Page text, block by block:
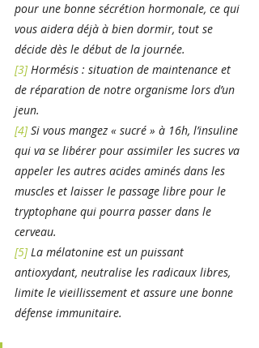
pour une bonne sécrétion hormonale, ce qui
vous aidera déjà à bien dormir, tout se
décide dès le début de la journée.
[3] Hormésis : situation de maintenance et
de réparation de notre organisme lors d’un
jeun.
[4] Si vous mangez « sucré » à 16h, l’insuline
qui va se libérer pour assimiler les sucres va
appeler les autres acides aminés dans les
muscles et laisser le passage libre pour le
tryptophane qui pourra passer dans le
cerveau.
[5] La mélatonine est un puissant
antioxydant, neutralise les radicaux libres,
limite le vieillissement et assure une bonne
défense immunitaire.